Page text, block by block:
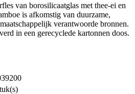
van borosilicaatglas met thee-ei en
is afkomstig van duurzame,
verantwoorde bronnen.
in een gerecyclede kartonnen doos.